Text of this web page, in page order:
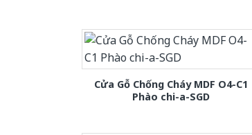
Cửa Gỗ Chống Cháy MDF O4-C1
Phào chi-a-SGD